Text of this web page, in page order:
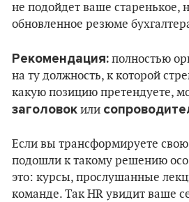
не подойдет ваше старенькое,
обновленное резюме
Рекомендация: полностью
на ту должность, к которой
какую позицию претендуете,
заголовок или
Если вы трансформируете
подошли к такому решению
это: курсы, прослушанные
команде. Так HR увидит ваше